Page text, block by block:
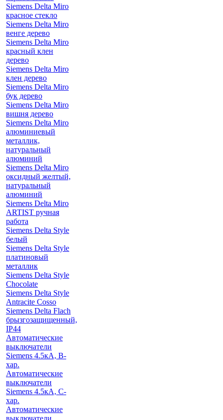
Siemens Delta Miro
красное стекло
Siemens Delta Miro
венге дерево
Siemens Delta Miro
красный клен
дерево
Siemens Delta Miro
клен дерево
Siemens Delta Miro
бук дерево
Siemens Delta Miro
вишня дерево
Siemens Delta Miro
алюминиевый
металлик,
натуральный
алюминий
Siemens Delta Miro
оксидный желтый,
натуральный
алюминий
Siemens Delta Miro
ARTIST ручная
работа
Siemens Delta Style
белый
Siemens Delta Style
платиновый
металлик
Siemens Delta Style
Chocolate
Siemens Delta Style
Antracite Cosso
Siemens Delta Flach
брызгозащищенный,
IP44
Автоматические
выключатели
Siemens 4.5кА, B-
хар.
Автоматические
выключатели
Siemens 4.5кА, C-
хар.
Автоматические
выключатели